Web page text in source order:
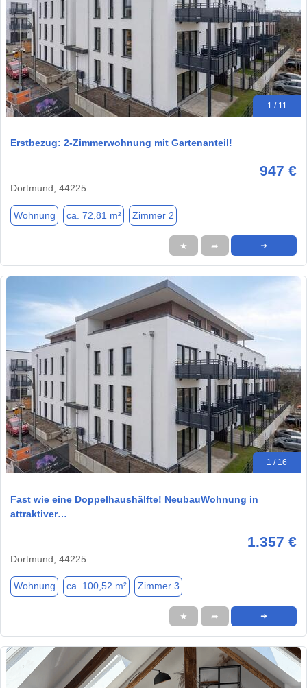
1 / 11
Erstbezug: 2-Zimmerwohnung mit Gartenanteil!
947 €
Dortmund, 44225
Wohnung ca. 72,81 m² Zimmer 2
★ ➦ ➜
1 / 16
Fast wie eine Doppelhaushälfte! NeubauWohnung in
attraktiver…
1.357 €
Dortmund, 44225
Wohnung ca. 100,52 m² Zimmer 3
★ ➦ ➜